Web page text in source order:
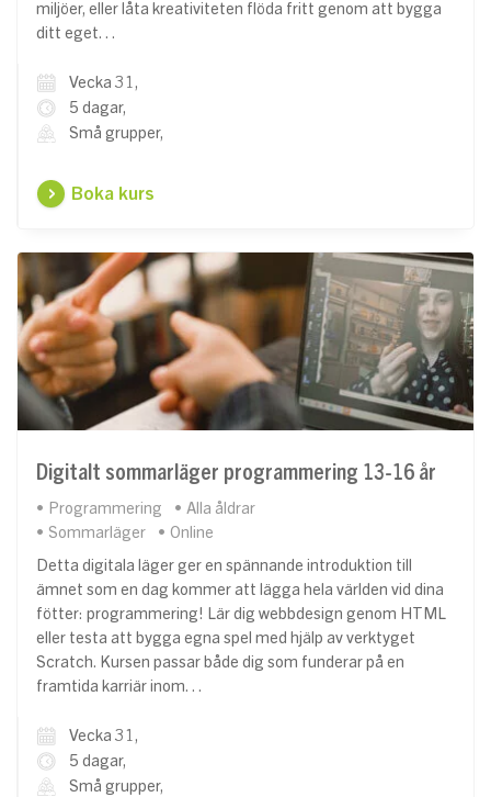
miljöer, eller låta kreativiteten flöda fritt genom att bygga
ditt eget…
Vecka 31,
5 dagar,
Små grupper,
Boka kurs
Digitalt sommarläger programmering 13-16 år
Programmering
Alla åldrar
Sommarläger
Online
Detta digitala läger ger en spännande introduktion till
ämnet som en dag kommer att lägga hela världen vid dina
fötter: programmering! Lär dig webbdesign genom HTML
eller testa att bygga egna spel med hjälp av verktyget
Scratch. Kursen passar både dig som funderar på en
framtida karriär inom…
Vecka 31,
5 dagar,
Små grupper,